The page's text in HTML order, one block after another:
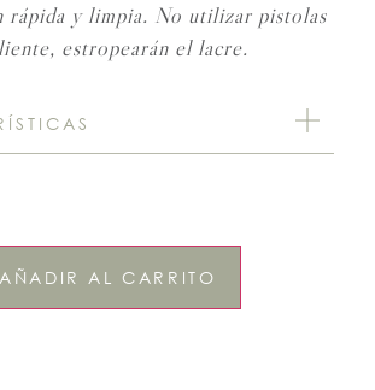
rápida y limpia. No utilizar pistolas
estropearán el lacre.
AÑADIR AL CARRITO